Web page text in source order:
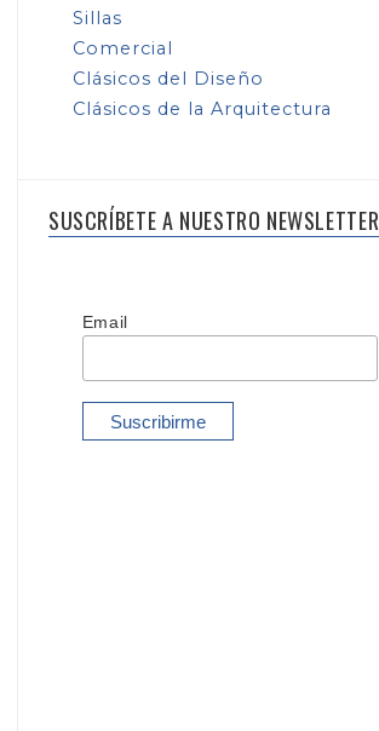
Sillas
Comercial
Clásicos del Diseño
Clásicos de la Arquitectura
SUSCRÍBETE A NUESTRO NEWSLETTER
Email